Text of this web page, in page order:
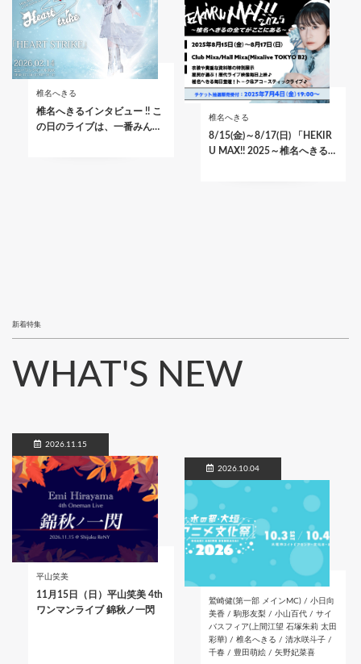
椎名へきる
椎名へきるインタビュー !! こ
の日のライブは、一番みん…
椎名へきる
8/15(金)～8/17(日) 「HEKIR
U MAX!! 2025～椎名へきる…
新着特集
WHAT'S NEW
2026.11.15
平山笑美
11月15日（日）平山笑美 4th
ワンマンライブ 錦秋ノ一閃
2026.10.04
鷲崎健(第一部 メインMC) / 小日向
美香 / 駒形友梨 / 小山百代 / サイ
バスフィア(上間江望 石塚朱莉 太田
彩華) / 椎名へきる / 清水咲斗子 /
千春 / 豊田萌絵 / 矢野妃菜喜